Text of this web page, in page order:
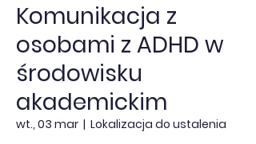
Komunikacja z
osobami z ADHD w
środowisku
akademickim
wt., 03 mar
  |
Lokalizacja do ustalenia